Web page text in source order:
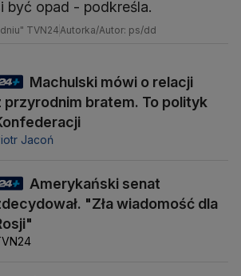
być opad - podkreśla.
TVN24Autorka/Autor: ps/dd
Machulski mówi o relacji
przyrodnim bratem. To polityk
Jacoń
Amerykański senat
"Zła wiadomość dla